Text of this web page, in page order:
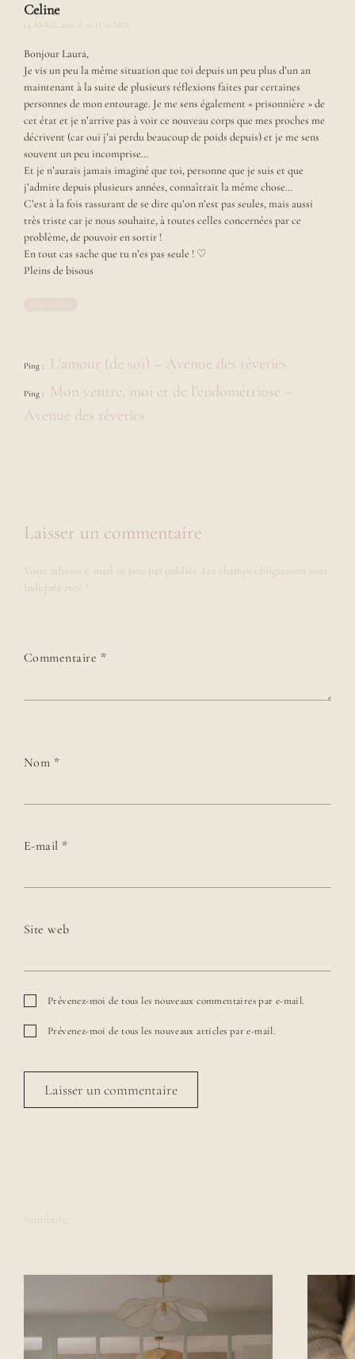
Celine
14 AVRIL 2020 À 10 H 18 MIN
Bonjour Laura,
Je vis un peu la même situation que toi depuis un peu plus d’un an
maintenant à la suite de plusieurs réflexions faites par certaines
personnes de mon entourage. Je me sens également « prisonnière » de
cet état et je n’arrive pas à voir ce nouveau corps que mes proches me
décrivent (car oui j’ai perdu beaucoup de poids depuis) et je me sens
souvent un peu incomprise…
Et je n’aurais jamais imaginé que toi, personne que je suis et que
j’admire depuis plusieurs années, connaîtrait la même chose…
C’est à la fois rassurant de se dire qu’on n’est pas seules, mais aussi
très triste car je nous souhaite, à toutes celles concernées par ce
problème, de pouvoir en sortir !
En tout cas sache que tu n’es pas seule ! ♡
Pleins de bisous
Ping : L’amour (de soi) – Avenue des rêveries
Ping :
Mon ventre, moi et de l’endométriose –
Avenue des rêveries
Laisser un commentaire
Votre adresse e-mail ne sera pas publiée. Les champs obligatoires sont
indiqués avec
Commentaire *
Nom *
E-mail *
Site web
Prévenez-moi de tous les nouveaux commentaires par e-mail.
Prévenez-moi de tous les nouveaux articles par e-mail.
Similaire